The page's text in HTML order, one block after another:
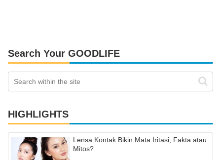
Search Your GOODLIFE
HIGHLIGHTS
Lensa Kontak Bikin Mata Iritasi, Fakta atau
Mitos?